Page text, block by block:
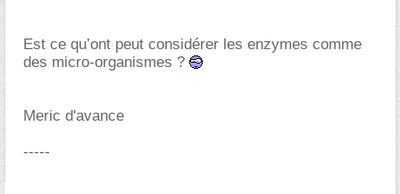
Est ce qu’ont peut considérer les enzymes comme
des micro-organismes ?
Meric d'avance
-----